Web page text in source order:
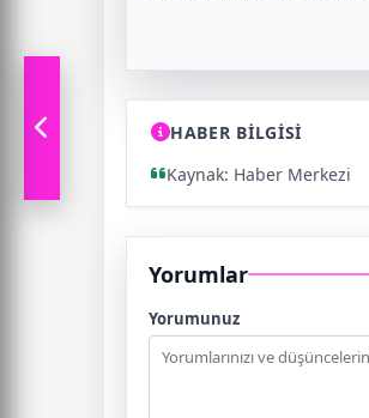
HABER BİLGİSİ
Kaynak: Haber Merkezi
Yorumlar
Yorumunuz